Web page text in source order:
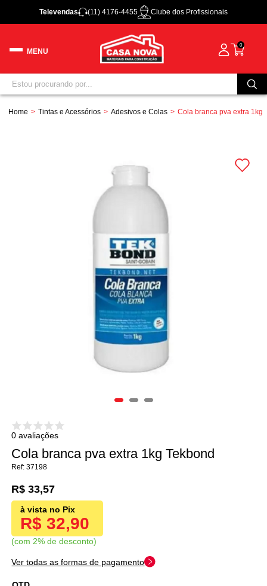
Televendas (11) 4176-4455 Clube dos Profissionais
0
Home Tintas e Acessórios Adesivos e Colas Cola branca pva extra 1kg
0 avaliações
Cola branca pva extra 1kg Tekbond
37198
R$ 32,90
com 2% de desconto
R$ 33,57
Ver todas as formas de pagamento